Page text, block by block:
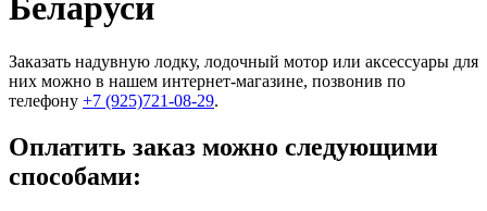
Беларуси
Заказать надувную лодку, лодочный мотор или аксессуары для
них можно в нашем интернет-магазине, позвонив по
телефону +7 (925)721-08-29.
Оплатить заказ можно следующими
способами: